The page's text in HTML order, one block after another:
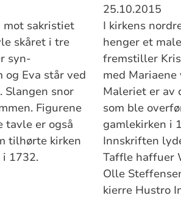
mot sakristiet
skåret i tre
syn­
og Eva står ved
Slangen snor
Fi­gurene
tavle er også
tilhørte kirken
i 1732.
25.10.2015
I kirkens
henger et
fremstiller
med
Maleriet er av
som ble
gamlekirken i
Innskriften
Taffle haffuer
Olle
kierre Hustro